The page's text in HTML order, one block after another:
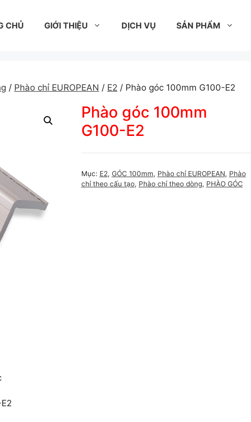
CHỦ GIỚI THIỆU DỊCH VỤ SẢN PHẨM
/ Phào chỉ EUROPEAN / E2 / Phào góc 100mm G100-E2
Phào góc 100mm
G100-E2
Mục: E2, GÓC 100mm, Phào chỉ EUROPEAN, Phào
chỉ theo cấu tạo, Phào chỉ theo dòng, PHÀO GÓC